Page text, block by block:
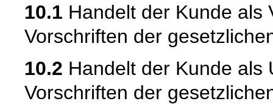
10.1 Handelt der Kunde als
Vorschriften der
10.2 Handelt der Kunde als
Vorschriften der